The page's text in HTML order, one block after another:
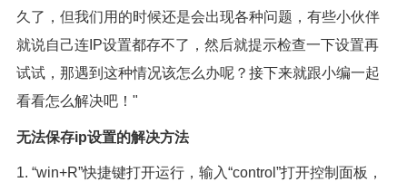
久了，但我们用的时候还是会出现各种问题，有些小伙伴
就说自己连IP设置都存不了，然后就提示检查一下设置再
试试，那遇到这种情况该怎么办呢？接下来就跟小编一起
看看怎么解决吧！"
无法保存ip设置的解决方法
1. “win+R”快捷键打开运行，输入“control”打开控制面板，